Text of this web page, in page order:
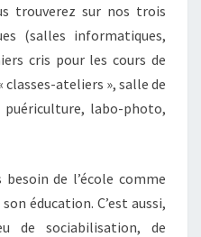
trouverez sur nos trois
(salles informatiques,
cris pour les cours de
ateliers », salle de
puériculture, labo-photo,
de l’école comme
éducation. C’est aussi,
de sociabilisation, de